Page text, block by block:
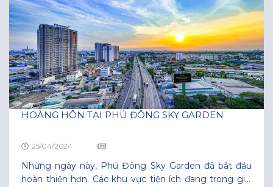
HOÀNG HÔN TẠI PHÚ ĐÔNG SKY GARDEN
25/04/2024
Những ngày này, Phú Đông Sky Garden đã bắt đầu
hoàn thiện hơn. Các khu vực tiện ích đang trong giai